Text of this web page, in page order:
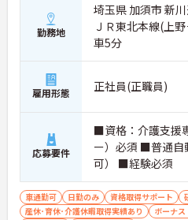
勤務地
埼玉県 加須市 新
ＪＲ東北本線(上
車5分
雇用形態 正社員(正職員)
応募要件
■資格：介護支援
ー）必須 ■普通自
可） ■経験必須
車通勤可 日勤のみ 資格取得サポート
産休･育休･介護休暇取得実績あり
ボーナス